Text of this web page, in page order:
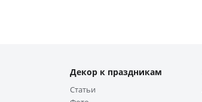
Декор к праздникам
Статьи